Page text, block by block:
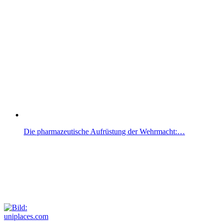
Die pharmazeutische Aufrüstung der Wehrmacht:…